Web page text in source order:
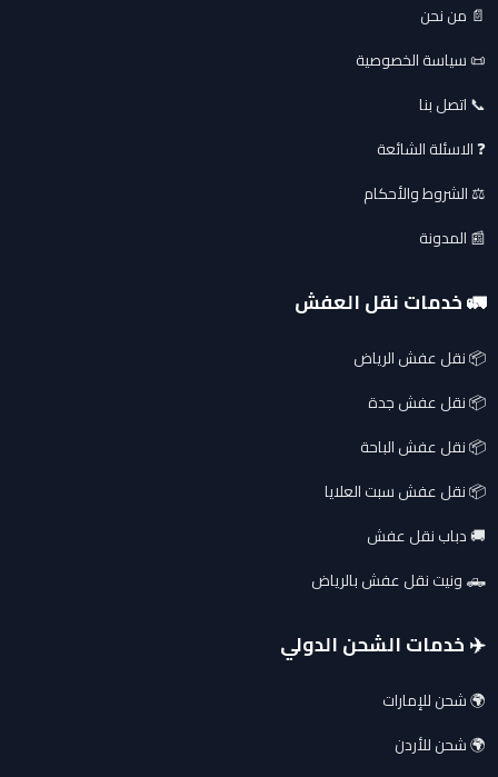
📄 من نحن
📜 سياسة الخصوصية
📞 اتصل بنا
❓ الاسئلة الشائعة
⚖️ الشروط والأحكام
📰 المدونة
🚛 خدمات نقل العفش
📦 نقل عفش الرياض
📦 نقل عفش جدة
📦 نقل عفش الباحة
📦 نقل عفش سبت العلايا
🚚 دباب نقل عفش
🛻 ونيت نقل عفش بالرياض
✈️ خدمات الشحن الدولي
🌍 شحن للإمارات
🌍 شحن للأردن